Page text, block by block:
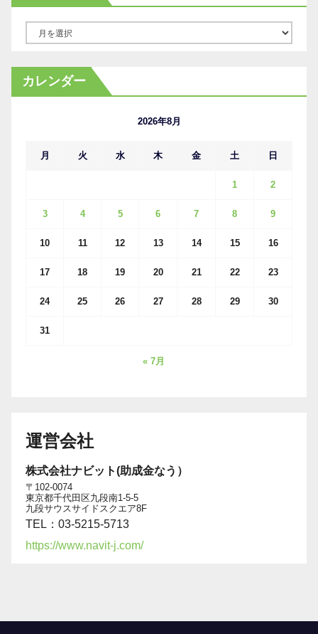
カ
イ
カレンダー
2026年8月
月 火 水 木 金 土 日
1 2
3 4 5 6 7 8 9
10 11 12 13 14 15 16
17 18 19 20 21 22 23
24 25 26 27 28 29 30
31
« 7月
運営会社
株式会社ナビット(助成金なう）
〒102-0074
東京都千代田区九段南1-5-5
九段サウスサイドスクエア8F
TEL：03-5215-5713
https://www.navit-j.com/